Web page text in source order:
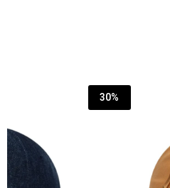
30%